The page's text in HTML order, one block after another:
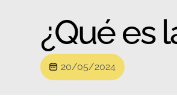
¿Qué es
20/05/2024